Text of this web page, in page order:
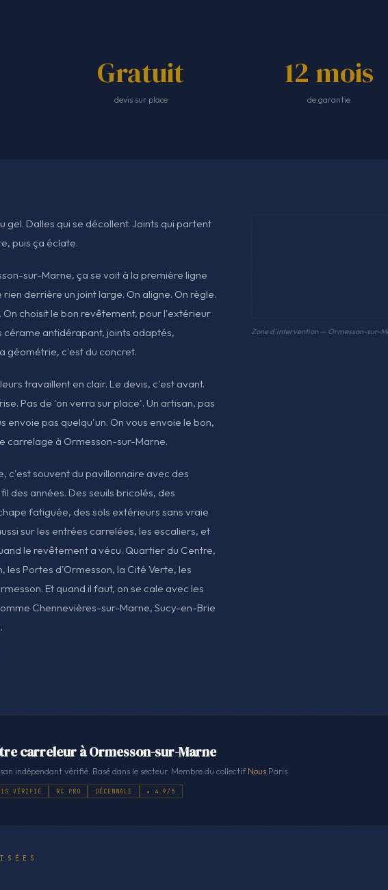
Gratuit
devis sur place
12 mois
de garantie
gel. Dalles qui se décollent. Joints qui partent
puis ça éclate.
sur-Marne, ça se voit à la première ligne
rien derrière un joint large. On aligne. On règle.
On choisit le bon revêtement, pour l'extérieur
cérame antidérapant, joints adaptés,
géométrie, c'est du concret.
travaillent en clair. Le devis, c'est avant.
Pas de 'on verra sur place'. Un artisan, pas
envoie pas quelqu'un. On vous envoie le bon,
carrelage à Ormesson-sur-Marne.
c'est souvent du pavillonnaire avec des
des années. Des seuils bricolés, des
fatiguée, des sols extérieurs sans vraie
sur les entrées carrelées, les escaliers, et
le revêtement a vécu. Quartier du Centre,
les Portes d'Ormesson, la Cité Verte, les
Et quand il faut, on se cale avec les
Chennevières-sur-Marne, Sucy-en-Brie
Zone d'intervention — Ormesson-sur-
carreleur à Ormesson-sur-Marne
indépendant vérifié. Basé dans le secteur. Membre du collectifNous.Paris.
VÉRIFIÉ RC PRO DÉCENNALE ★ 4.9/5